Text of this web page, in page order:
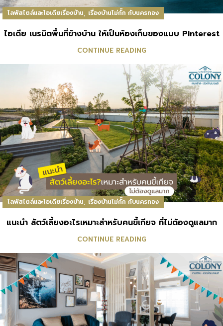
ไลฟ์สไตล์และไอเดียเรื่องบ้าน, เรื่องบ้านไม่กั๊ก กับนครทอง
ไอเดีย เนรมิตพื้นที่ข้างบ้าน ให้เป็นห้องเก็บของแบบ Pinterest
CONTINUE READING
ไลฟ์สไตล์และไอเดียเรื่องบ้าน, เรื่องบ้านไม่กั๊ก กับนครทอง
แนะนำ สัตว์เลี้ยงอะไรเหมาะสำหรับคนขี้เกียจ ที่ไม่ต้องดูแลมาก
CONTINUE READING